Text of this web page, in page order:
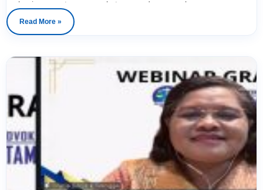
mahasiswa, serta masyarakat umum dengan sukses
menyelenggarakan Webinar Hukum Nasional bertajuk “Peran
Strategis Advokat dalam Pendampingan Perkara Tindak Pidana
Read More »